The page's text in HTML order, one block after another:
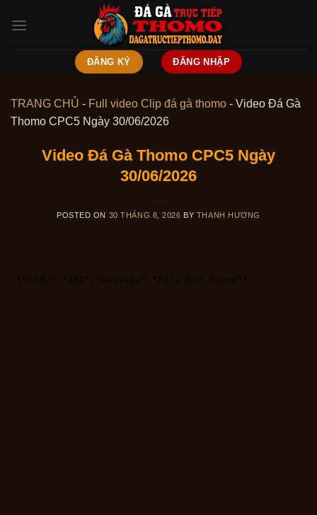
ĐĂNG KÝ ĐĂNG NHẬP
TRANG CHỦ - Full video Clip đá gà thomo - Video Đá Gà
Thomo CPC5 Ngày 30/06/2026
Video Đá Gà Thomo CPC5 Ngày
30/06/2026
POSTED ON 30 THÁNG 6, 2026 BY THANH HƯƠNG